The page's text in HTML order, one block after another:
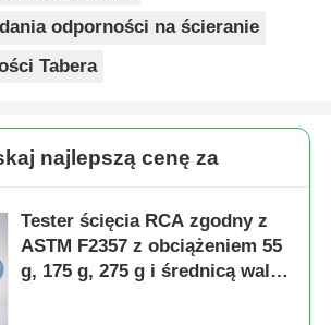
odporności na ścieranie
Tabera
najlepszą cenę za
Tester ścięcia RCA zgodny z
ASTM F2357 z obciążeniem 55
g, 175 g, 275 g i średnicą walca